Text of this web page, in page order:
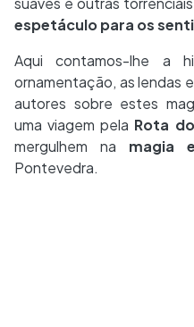
espetáculo para os
Aqui contamos-lhe a
ornamentação, as lendas
autores sobre estes
uma viagem pela Rota
mergulhem na magia
Pontevedra.